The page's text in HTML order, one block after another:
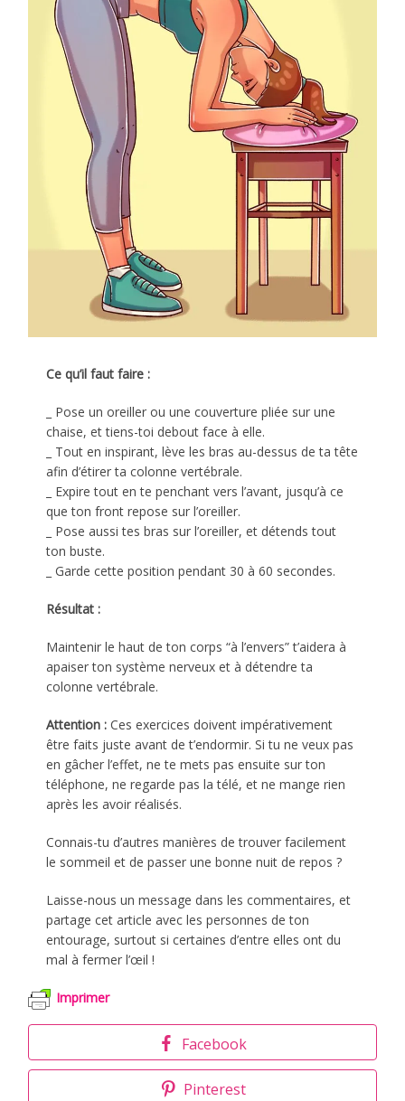
Ce qu’il faut faire :
_ Pose un oreiller ou une couverture pliée sur une
chaise, et tiens-toi debout face à elle.
_ Tout en inspirant, lève les bras au-dessus de ta tête
afin d’étirer ta colonne vertébrale.
_ Expire tout en te penchant vers l’avant, jusqu’à ce
que ton front repose sur l’oreiller.
_ Pose aussi tes bras sur l’oreiller, et détends tout
ton buste.
_ Garde cette position pendant 30 à 60 secondes.
Résultat :
Maintenir le haut de ton corps “à l’envers” t’aidera à
apaiser ton système nerveux et à détendre ta
colonne vertébrale.
Attention : Ces exercices doivent impérativement
être faits juste avant de t’endormir. Si tu ne veux pas
en gâcher l’effet, ne te mets pas ensuite sur ton
téléphone, ne regarde pas la télé, et ne mange rien
après les avoir réalisés.
Connais-tu d’autres manières de trouver facilement
le sommeil et de passer une bonne nuit de repos ?
Laisse-nous un message dans les commentaires, et
partage cet article avec les personnes de ton
entourage, surtout si certaines d’entre elles ont du
mal à fermer l’œil !
Imprimer
Facebook
Pinterest